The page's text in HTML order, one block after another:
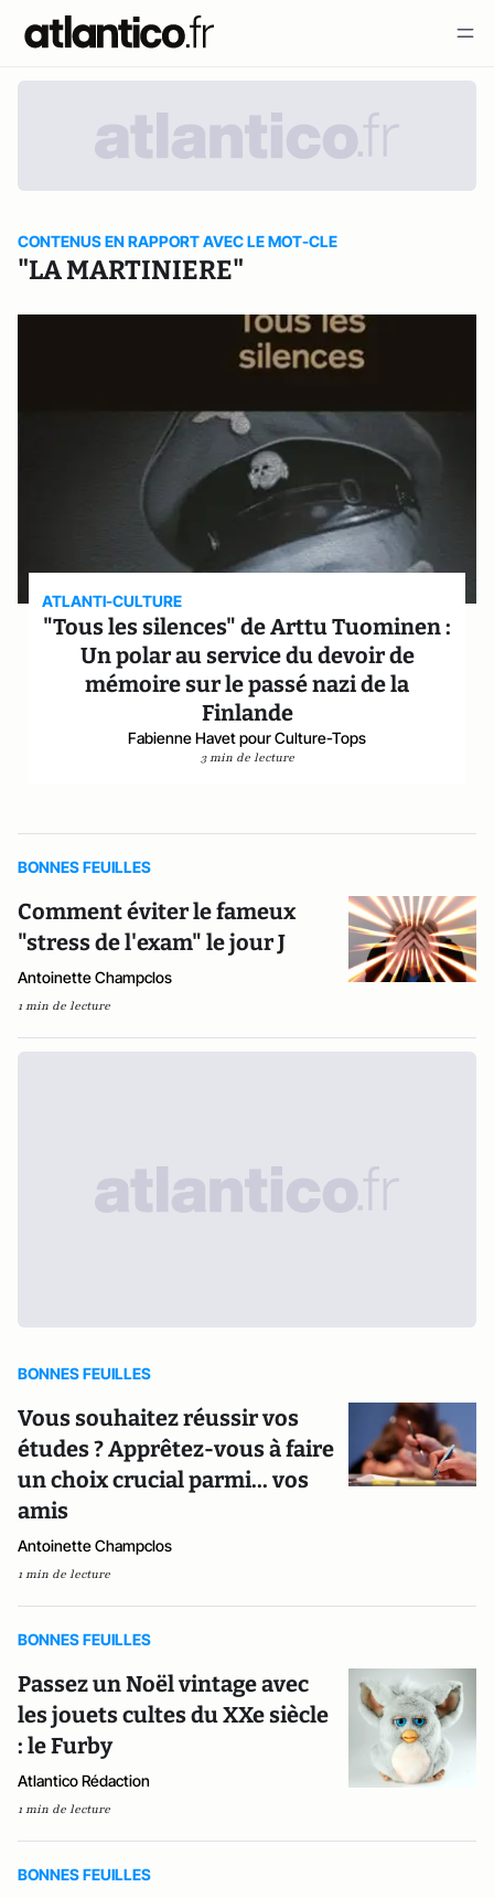
CONTENUS EN RAPPORT AVEC LE MOT-CLE
"LA MARTINIERE"
ATLANTI-CULTURE
"Tous les silences" de Arttu Tuominen :
Un polar au service du devoir de
mémoire sur le passé nazi de la
Finlande
Fabienne Havet pour Culture-Tops
3 min de lecture
BONNES FEUILLES
Comment éviter le fameux
"stress de l'exam" le jour J
Antoinette Champclos
1 min de lecture
BONNES FEUILLES
Vous souhaitez réussir vos
études ? Apprêtez-vous à faire
un choix crucial parmi... vos
amis
Antoinette Champclos
1 min de lecture
BONNES FEUILLES
Passez un Noël vintage avec
les jouets cultes du XXe siècle
: le Furby
Atlantico Rédaction
1 min de lecture
BONNES FEUILLES